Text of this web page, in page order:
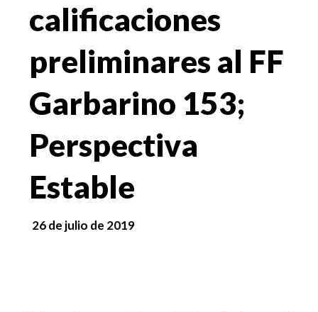
calificaciones
preliminares al FF
Garbarino 153;
Perspectiva
Estable
26 de julio de 2019